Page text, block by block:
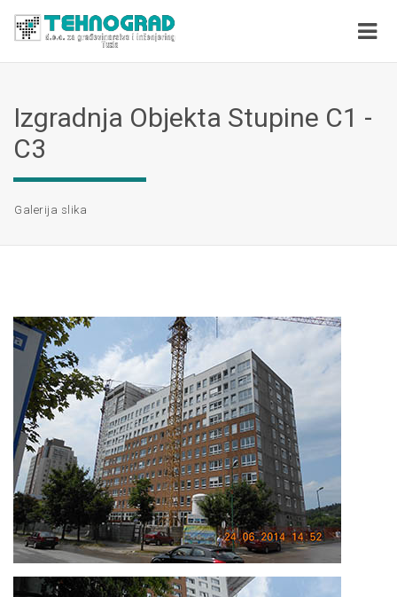
Izgradnja Objekta Stupine C1 -
C3
Galerija slika